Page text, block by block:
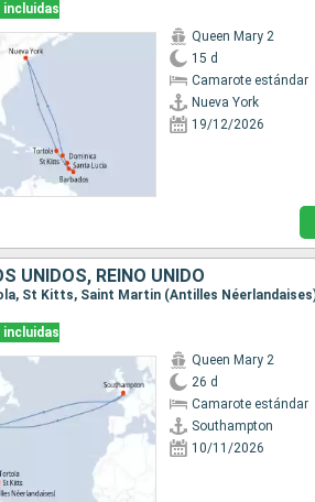
incluidas
Queen Mary 2
15 d
Camarote estándar
Nueva York
19/12/2026
UNIDOS, REINO UNIDO
incluidas
Queen Mary 2
26 d
Camarote estándar
Southampton
10/11/2026